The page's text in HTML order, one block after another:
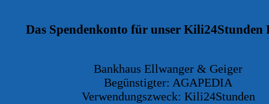
Das Spendenkonto für unser Kili24Stunden
Bankhaus Ellwanger & Geiger
Begünstigter: AGAPEDIA
Verwendungszweck: Kili24Stunden